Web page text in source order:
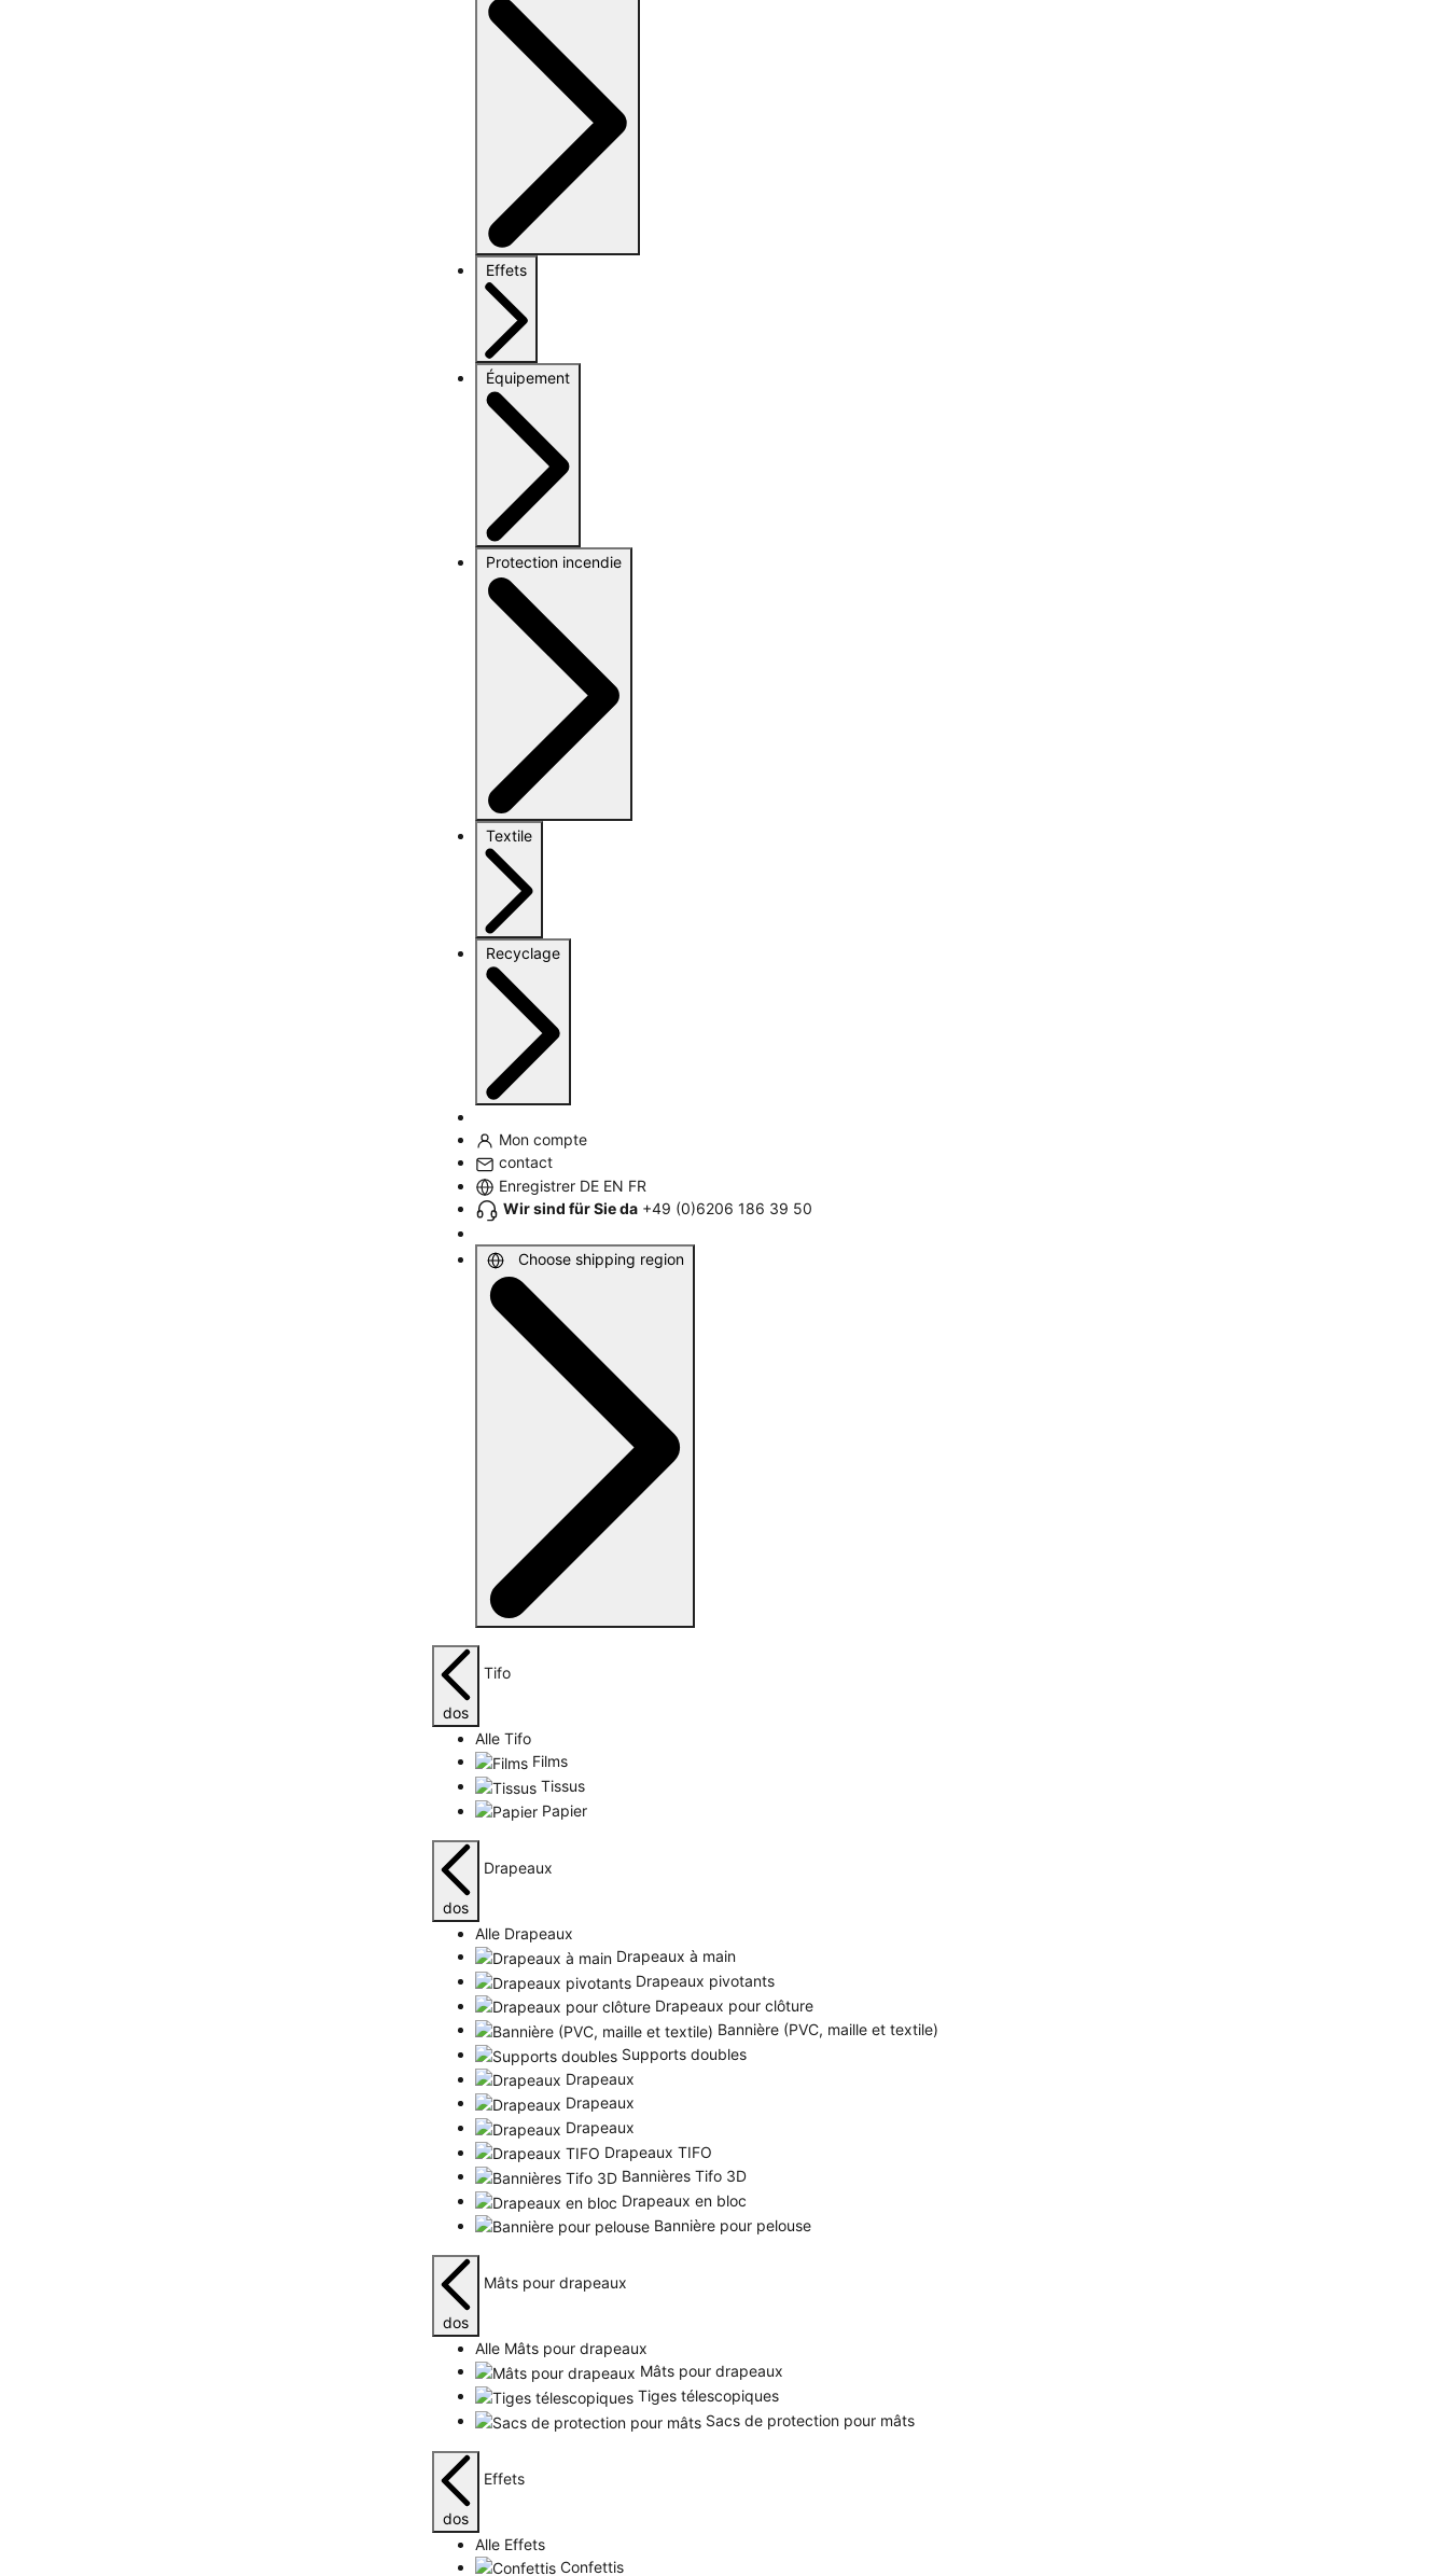
Effets
Équipement
Protection incendie
Textile
Recyclage
Mon compte
contact
Enregistrer DE EN FR
Wir sind für Sie da +49 (0)6206 186 39 50
Choose shipping region
dos
Tifo
Alle Tifo
Films
Tissus
Papier
dos
Drapeaux
Alle Drapeaux
Drapeaux à main
Drapeaux pivotants
Drapeaux pour clôture
Bannière (PVC, maille et textile)
Supports doubles
Drapeaux
Drapeaux
Drapeaux
Drapeaux TIFO
Bannières Tifo 3D
Drapeaux en bloc
Bannière pour pelouse
dos
Mâts pour drapeaux
Alle Mâts pour drapeaux
Mâts pour drapeaux
Tiges télescopiques
Sacs de protection pour mâts
dos
Effets
Alle Effets
Confettis